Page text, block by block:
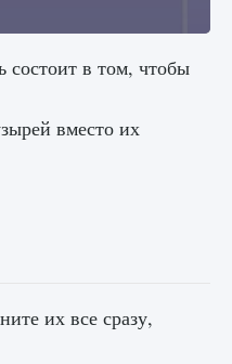
состоит в том, чтобы
вместо их
их все сразу,